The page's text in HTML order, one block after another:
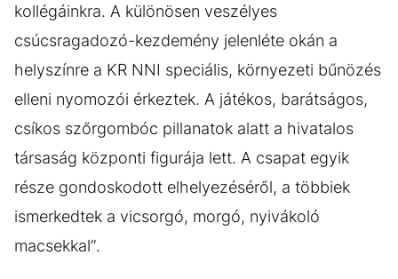
kollégáinkra. A különösen veszélyes
csúcsragadozó-kezdemény jelenléte okán a
helyszínre a KR NNI speciális, környezeti bűnözés
elleni nyomozói érkeztek. A játékos, barátságos,
csíkos szőrgombóc pillanatok alatt a hivatalos
társaság központi figurája lett. A csapat egyik
része gondoskodott elhelyezéséről, a többiek
ismerkedtek a vicsorgó, morgó, nyivákoló
macsekkal”.